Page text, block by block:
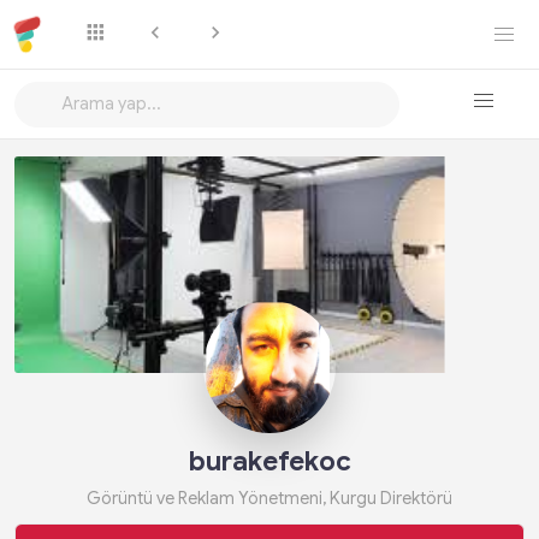
Takip Et
burakefekoc
Görüntü ve Reklam Yönetmeni, Kurgu Direktörü